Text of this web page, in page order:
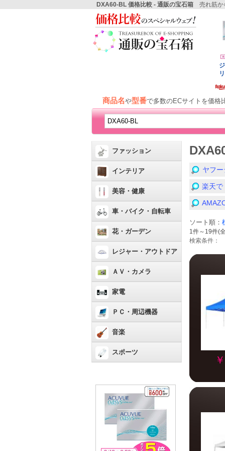
DXA60-BL 価格比較 - 通販の宝石箱 売れ筋か
商品名や型番で多数のECサイトを価
ファッション
インテリア
美容・健康
車・バイク・自転車
花・ガーデン
レジャー・アウトドア
ＡＶ・カメラ
家電
ＰＣ・周辺機器
音楽
スポーツ
ヤフ
楽天で
ソート順：
1件～19件(
検索条件：